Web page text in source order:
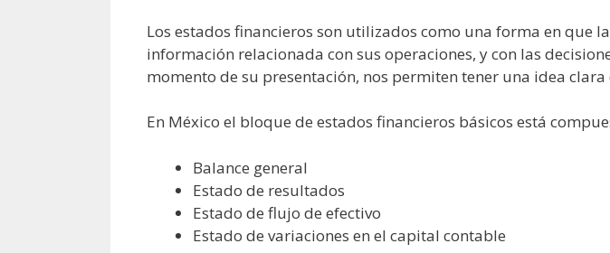
Los estados financieros son utilizados como una forma en que
información relacionada con sus operaciones, y con las
momento de su presentación, nos permiten tener una idea
En México el bloque de estados financieros básicos está
Balance general
Estado de resultados
Estado de flujo de efectivo
Estado de variaciones en el capital contable